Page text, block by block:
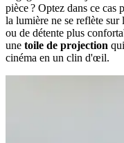
pièce ? Optez dans ce cas
la lumière ne se reflète sur
ou de détente plus
une toile de projection
cinéma en un clin d'œil.